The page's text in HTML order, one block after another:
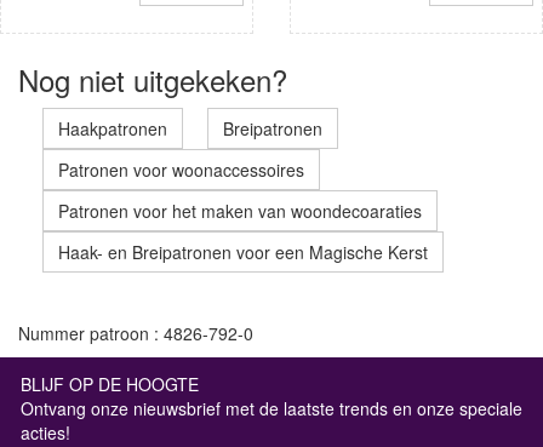
Nog niet uitgekeken?
Haakpatronen
Breipatronen
Patronen voor woonaccessoires
Patronen voor het maken van woondecoaraties
Haak- en Breipatronen voor een Magische Kerst
Nummer patroon : 4826-792-0
BLIJF OP DE HOOGTE
Ontvang onze nieuwsbrief met de laatste trends en onze speciale
acties!